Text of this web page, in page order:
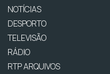
NOTÍCIAS
DESPORTO
TELEVISÃO
RÁDIO
RTP ARQUIVOS